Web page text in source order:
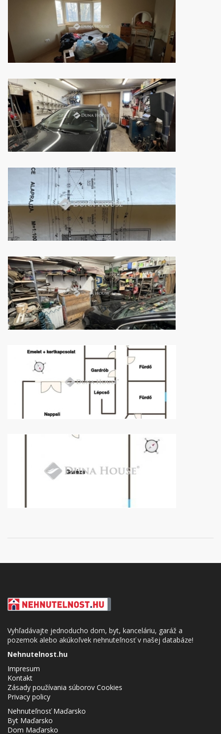
Vyhľadávajte jednoducho dom, byt, kanceláriu, garáž a
pozemok alebo akúkoľvek nehnuteľnosť v našej databáze!
Nehnutelnost.hu
Impresum
Kontakt
Zásady používania súborov Cookies
Privacy policy
Nehnuteľnosť Maďarsko
Byt Maďarsko
Dom Maďarsko